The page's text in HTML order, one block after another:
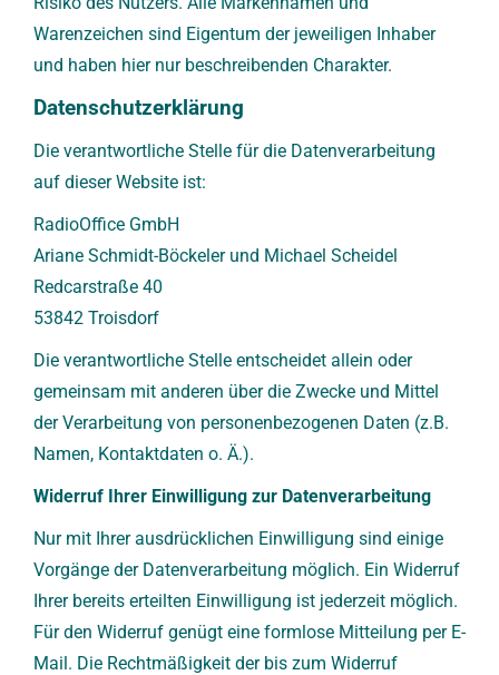
Warenzeichen sind Eigentum der jeweiligen Inhaber
und haben hier nur beschreibenden Charakter.
Datenschutzerklärung
Die verantwortliche Stelle für die Datenverarbeitung
auf dieser Website ist:
RadioOffice GmbH
Ariane Schmidt-Böckeler und Michael Scheidel
Redcarstraße 40
53842 Troisdorf
Die verantwortliche Stelle entscheidet allein oder
gemeinsam mit anderen über die Zwecke und Mittel
der Verarbeitung von personenbezogenen Daten (z.B.
Namen, Kontaktdaten o. Ä.).
Widerruf Ihrer Einwilligung zur Datenverarbeitung
Nur mit Ihrer ausdrücklichen Einwilligung sind einige
Vorgänge der Datenverarbeitung möglich. Ein Widerruf
Ihrer bereits erteilten Einwilligung ist jederzeit möglich.
Für den Widerruf genügt eine formlose Mitteilung per E-
Mail. Die Rechtmäßigkeit der bis zum Widerruf